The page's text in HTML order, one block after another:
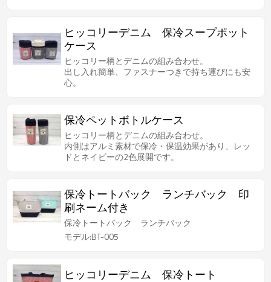
ヒッコリーデニム 保冷スープポット
ケース
ヒッコリー柄とデニムの組み合わせ。
出し入れ簡単、ファスナーつきで持ち運びにも安
心。
保冷ペットボトルケース
ヒッコリー柄とデニムの組み合わせ。
内側はアルミ素材で保冷・保温効果があり、レッ
ドとネイビーの2色展開です。
保冷トートバック ランチバック 印
刷ネーム付き
保冷トートバック ランチバック
モデル:BT-005
ヒッコリーデニム 保冷トート